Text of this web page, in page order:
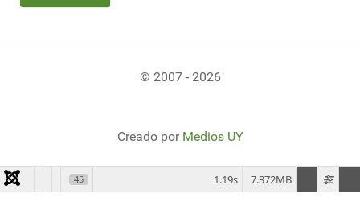
© 2007 - 2026
Creado por Medios UY
45 7.372MB
1.19s